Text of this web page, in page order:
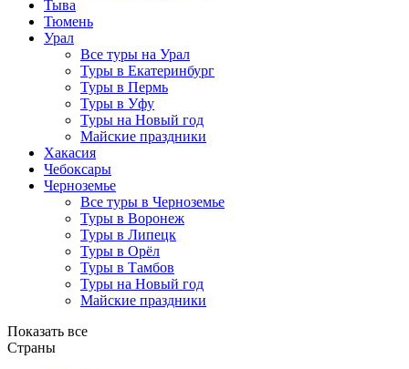
Тыва
Тюмень
Урал
Все туры на Урал
Туры в Екатеринбург
Туры в Пермь
Туры в Уфу
Туры на Новый год
Майские праздники
Хакасия
Чебоксары
Черноземье
Все туры в Черноземье
Туры в Воронеж
Туры в Липецк
Туры в Орёл
Туры в Тамбов
Туры на Новый год
Майские праздники
Показать все
Страны